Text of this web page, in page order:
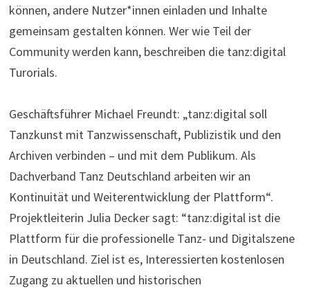
können, andere Nutzer*innen einladen und Inhalte
gemeinsam gestalten können. Wer wie Teil der
Community werden kann, beschreiben die tanz:digital
Turorials.
Geschäftsführer Michael Freundt: „tanz:digital soll
Tanzkunst mit Tanzwissenschaft, Publizistik und den
Archiven verbinden – und mit dem Publikum. Als
Dachverband Tanz Deutschland arbeiten wir an
Kontinuität und Weiterentwicklung der Plattform“.
Projektleiterin Julia Decker sagt: “tanz:digital ist die
Plattform für die professionelle Tanz- und Digitalszene
in Deutschland. Ziel ist es, Interessierten kostenlosen
Zugang zu aktuellen und historischen